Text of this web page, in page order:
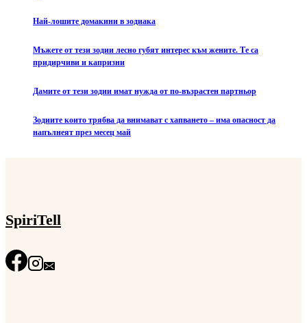
Най-лошите домакини в зодиака
Мъжете от тези зодии лесно губят интерес към жените. Те са
придирчиви и капризни
Дамите от тези зодии имат нужда от по-възрастен партньор
Зодиите които трябва да внимават с хапването – има опасност да
напълнеят през месец май
SpiriTell